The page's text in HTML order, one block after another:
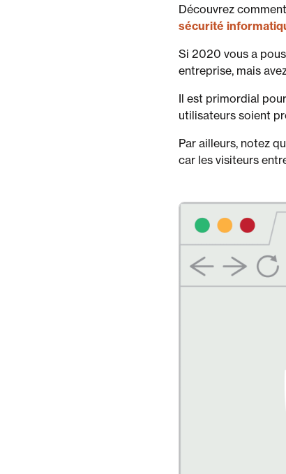
Découvrez
sécurité
Si 2020 vous a
entreprise, mais
Il est primordial
utilisateurs soient
Par ailleurs, notez
car les visiteurs